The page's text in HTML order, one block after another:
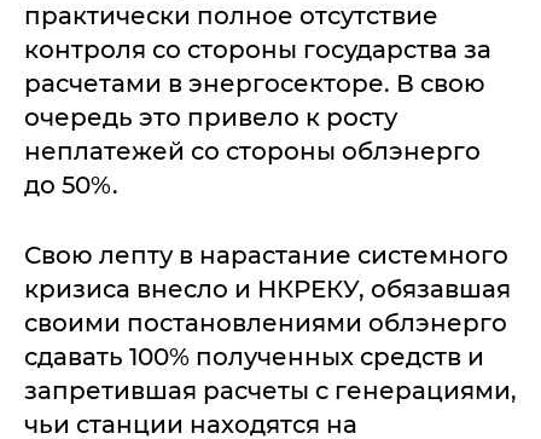
практически полное отсутствие
контроля со стороны государства за
расчетами в энергосекторе. В свою
очередь это привело к росту
неплатежей со стороны облэнерго
до 50%.
Свою лепту в нарастание системного
кризиса внесло и НКРЕКУ, обязавшая
своими постановлениями облэнерго
сдавать 100% полученных средств и
запретившая расчеты с генерациями,
чьи станции находятся на